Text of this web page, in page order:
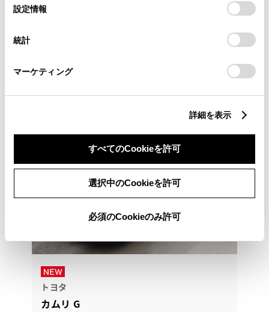
デバイスにすべてのCookie(クッキー)が保存されることに同
意したことになります。Cookie(クッキー)のオプトアウト、
設定の変更、同意を撤回したりするにあたっては、当社の
「Cookie（クッキー）情報の取り扱いについて
」をご覧くだ
設定情報
統計
マーケティング
詳細を表示
すべてのCookieを許可
選択中のCookieを許可
必須のCookieのみ許可
トヨタ中古車オンラインストア
期間限定＆ネット限定で掘り出し物のアウトレット中古
トヨタ
カムリ G